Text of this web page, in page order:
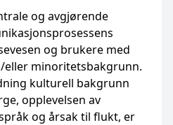
og avgjørende
og brukere med
minoritetsbakgrunn.
kulturell bakgrunn
opplevelsen av
og årsak til flukt, er